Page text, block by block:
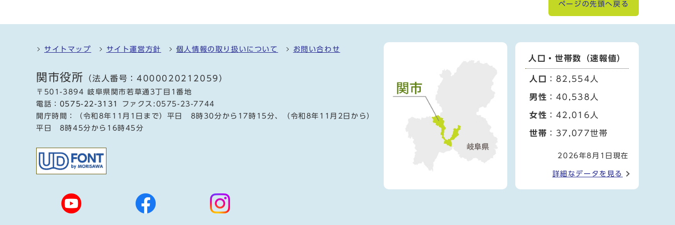
ページの先頭へ戻る
サイトマップ サイト運営方針 個人情報の取り扱いについて お問い合わせ
関市役所 （法人番号：4000020212059）
〒501-3894 岐阜県関市若草通3丁目1番地
電話： 0575-22-3131
ファクス:0575-23-7744
開庁時間：（令和8年11月1日まで）平日 8時30分から17時15分、（令和8年11月2日から）
平日 8時45分から16時45分
人口・世帯数（速報値）
人口 ：82,554人
男性 ：40,538人
女性 ：42,016人
世帯 ：37,077世帯
2026年8月1日現在
詳細なデータを見る